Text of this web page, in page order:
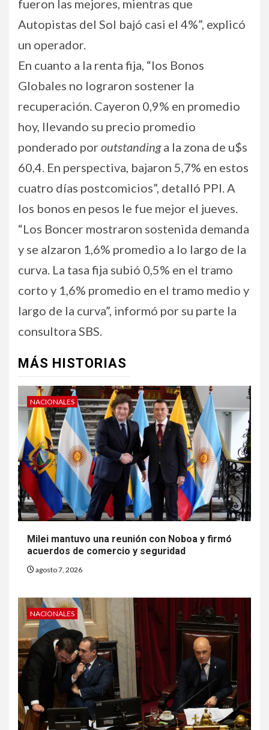
fueron las mejores, mientras que
Autopistas del Sol bajó casi el 4%”, explicó
un operador.
En cuanto a la renta fija, “los Bonos
Globales no lograron sostener la
recuperación. Cayeron 0,9% en promedio
hoy, llevando su precio promedio
ponderado por outstandinga la zona de u$s
60,4. En perspectiva, bajaron 5,7% en estos
cuatro días postcomicios”, detalló PPI. A
los bonos en pesos le fue mejor el jueves.
“Los Boncer mostraron sostenida demanda
y se alzaron 1,6% promedio a lo largo de la
curva. La tasa fija subió 0,5% en el tramo
corto y 1,6% promedio en el tramo medio y
largo de la curva”, informó por su parte la
consultora SBS.
MÁS HISTORIAS
NACIONALES
Milei mantuvo una reunión con Noboa y firmó
acuerdos de comercio y seguridad
agosto 7, 2026
NACIONALES